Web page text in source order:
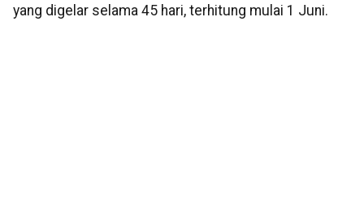
yang digelar selama 45 hari, terhitung mulai 1 Juni.